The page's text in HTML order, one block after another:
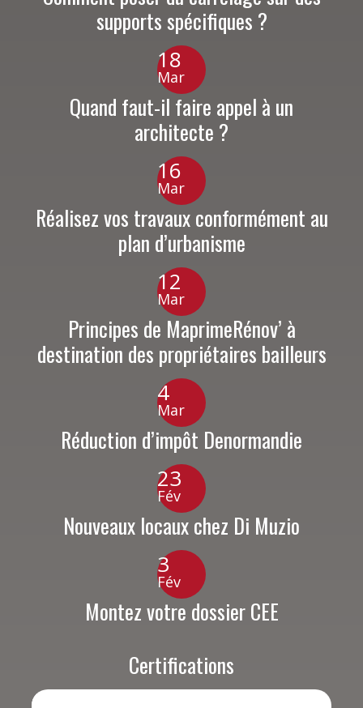
supports spécifiques ?
18
Mar
Quand faut-il faire appel à un
architecte ?
16
Mar
Réalisez vos travaux conformément au
plan d’urbanisme
12
Mar
Principes de MaprimeRénov’ à
destination des propriétaires bailleurs
4
Mar
Réduction d’impôt Denormandie
23
Fév
Nouveaux locaux chez Di Muzio
3
Fév
Montez votre dossier CEE
Certifications